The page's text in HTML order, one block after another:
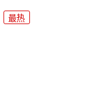
最热